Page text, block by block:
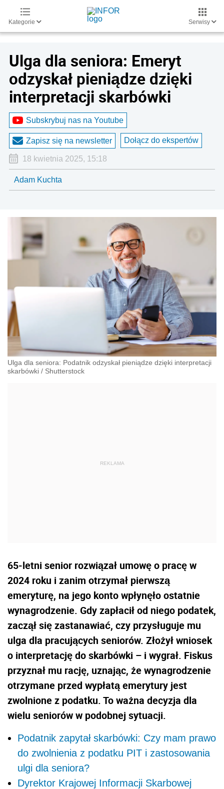
Kategorie Serwisy
Ulga dla seniora: Emeryt
odzyskał pieniądze dzięki
interpretacji skarbówki
Subskrybuj nas na Youtube
Zapisz się na newsletter Dołącz do ekspertów
18 kwietnia 2025, 15:18
Adam Kuchta
Ulga dla seniora: Podatnik odzyskał pieniądze dzięki interpretacji
skarbówki / Shutterstock
65-letni senior rozwiązał umowę o pracę w
2024 roku i zanim otrzymał pierwszą
emeryturę, na jego konto wpłynęło ostatnie
wynagrodzenie. Gdy zapłacił od niego podatek,
zaczął się zastanawiać, czy przysługuje mu
ulga dla pracujących seniorów. Złożył wniosek
o interpretację do skarbówki – i wygrał. Fiskus
przyznał mu rację, uznając, że wynagrodzenie
otrzymane przed wypłatą emerytury jest
zwolnione z podatku. To ważna decyzja dla
wielu seniorów w podobnej sytuacji.
Podatnik zapytał skarbówki: Czy mam prawo
do zwolnienia z podatku PIT i zastosowania
ulgi dla seniora?
Dyrektor Krajowej Informacji Skarbowej